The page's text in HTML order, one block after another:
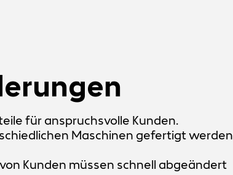
für anspruchsvolle Kunden.
Maschinen gefertigt werden
Kunden müssen schnell abgeändert